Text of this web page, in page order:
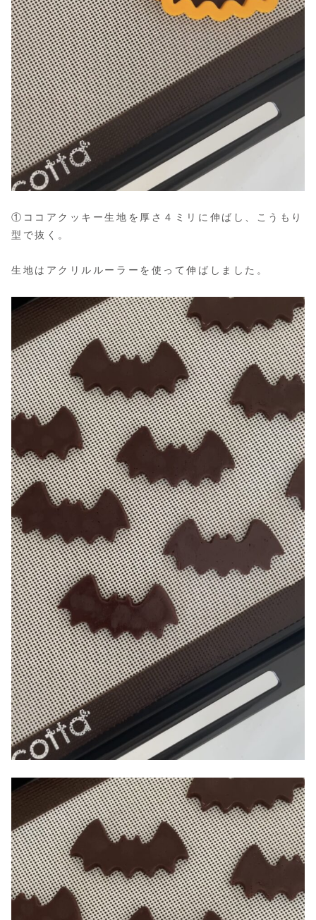
①ココアクッキー生地を厚さ４ミリに伸ばし、こうもり
型で抜く。
生地はアクリルルーラーを使って伸ばしました。